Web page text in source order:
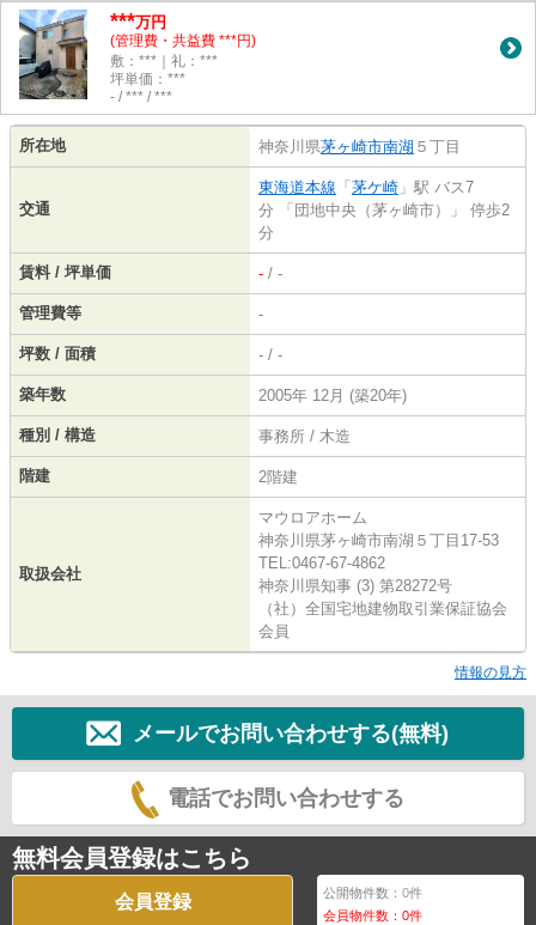
***万円
(管理費・共益費 ***円)
敷：***｜礼：***
坪単価：***
- / *** / ***
所在地 神奈川県茅ヶ崎市南湖 ５丁目
交通
東海道本線 「 茅ケ崎 」駅 バス7
分 「団地中央（茅ヶ崎市）」 停歩2
分
賃料 / 坪単価 - / -
管理費等 -
坪数 / 面積 - / -
築年数 2005年 12月 (築20年)
種別 / 構造 事務所 / 木造
階建 2階建
取扱会社
マウロアホーム
神奈川県茅ヶ崎市南湖５丁目17-53
TEL:0467-67-4862
神奈川県知事 (3) 第28272号
（社）全国宅地建物取引業保証協会
会員
情報の見方
メールでお問い合わせする(無料)
電話でお問い合わせする
無料会員登録はこちら
会員登録 公開物件数：0件
会員物件数：0件